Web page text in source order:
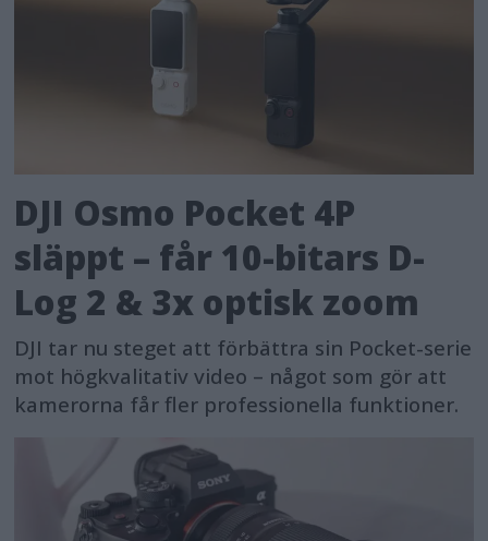
DJI Osmo Pocket 4P
släppt – får 10-bitars D-
Log 2 & 3x optisk zoom
DJI tar nu steget att förbättra sin Pocket-serie
mot högkvalitativ video – något som gör att
kamerorna får fler professionella funktioner.